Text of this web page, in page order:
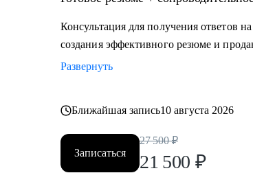
• IT-специалистам от Junior до Lead
- разработка, аналитика, тестирование
- Product & Project management
- техническая поддержка, DevOps и др.
• HR и рекрутерам всех направлений
Консультация для получения ответов
создания эффективного резюме и
Развернуть
Ближайшая запись10 августа 2026
Записаться
27 500 ₽
21 500 ₽